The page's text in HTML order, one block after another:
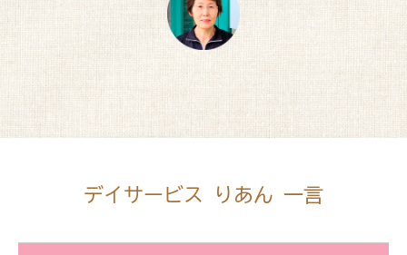
デイサービス りあん 一言